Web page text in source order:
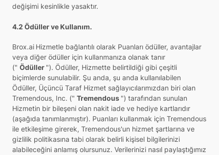
değişimi kesinlikle yasaktır.
4.2 Ödüller ve Kullanım.
Brox.ai Hizmetle bağlantılı olarak Puanları ödüller, avantajlar
veya diğer ödüller için kullanmanıza olanak tanır
("Ödüller "). Ödüller, Hizmette belirtildiği gibi çeşitli
biçimlerde sunulabilir. Şu anda, şu anda kullanılabilen
Ödüller, Üçüncü Taraf Hizmet sağlayıcılarımızdan biri olan
Tremendous, Inc. ("Tremendous ") tarafından sunulan
Hizmetin bir bileşeni olan nakit iade ve hediye kartlarıdır
(aşağıda tanımlanmıştır). Puanları kullanmak için Tremendous
ile etkileşime girerek, Tremendous'un hizmet şartlarına ve
gizlilik politikasına tabi olarak belirli kişisel bilgilerinizi
alabileceğini anlamış olursunuz. Verilerinizi nasıl paylaştığımız